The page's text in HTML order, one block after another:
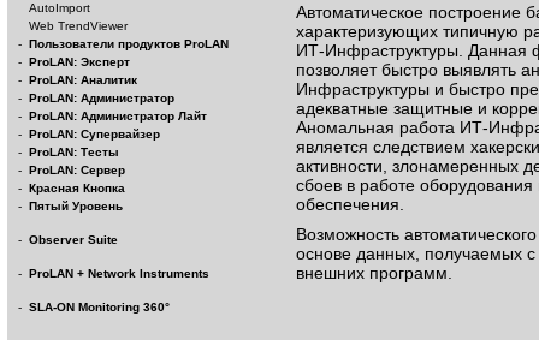
AutoImport
Web TrendViewer
- Пользователи продуктов ProLAN
- ProLAN: Эксперт
- ProLAN: Аналитик
- ProLAN: Администратор
- ProLAN: Администратор Лайт
- ProLAN: Супервайзер
- ProLAN: Тесты
- ProLAN: Сервер
- Красная Кнопка
- Пятый Уровень
- Observer Suite
- ProLAN + Network Instruments
- SLA-ON Monitoring 360°
Автоматическое построение
характеризующих типичную
ИТ-Инфраструктуры. Данная
позволяет быстро выявлять
Инфраструктуры и быстро
адекватные защитные и
Аномальная работа ИТ-
является следствием
активности, злонамеренных
сбоев в работе
обеспечения.
Возможность
основе данных, получаемых
внешних программ.